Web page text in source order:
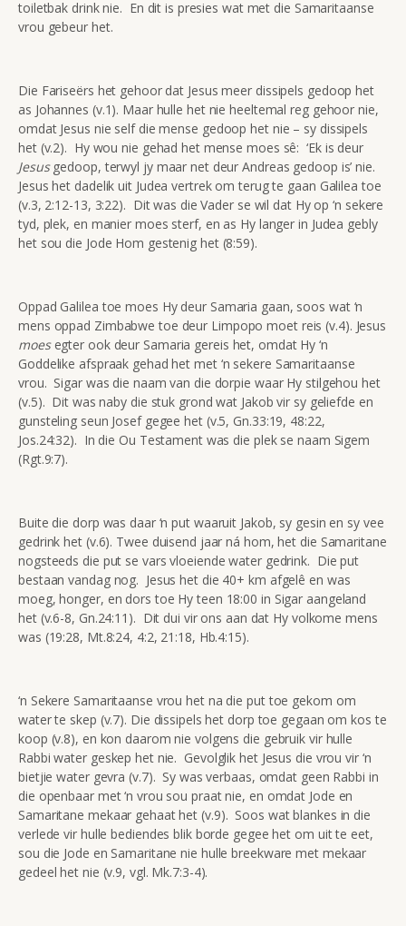
toiletbak drink nie. En dit is presies wat met die Samaritaanse
vrou gebeur het.
Die Fariseërs het gehoor dat Jesus meer dissipels gedoop het
as Johannes (v.1). Maar hulle het nie heeltemal reg gehoor nie,
omdat Jesus nie self die mense gedoop het nie – sy dissipels
het (v.2). Hy wou nie gehad het mense moes sê: ‘Ek is deur
Jesusgedoop, terwyl jy maar net deur Andreas gedoop is’ nie.
Jesus het dadelik uit Judea vertrek om terug te gaan Galilea toe
(v.3, 2:12-13, 3:22). Dit was die Vader se wil dat Hy op ‘n sekere
tyd, plek, en manier moes sterf, en as Hy langer in Judea gebly
het sou die Jode Hom gestenig het (8:59).
Oppad Galilea toe moes Hy deur Samaria gaan, soos wat ‘n
mens oppad Zimbabwe toe deur Limpopo moet reis (v.4). Jesus
moesegter ook deur Samaria gereis het, omdat Hy ‘n
Goddelike afspraak gehad het met ‘n sekere Samaritaanse
vrou. Sigar was die naam van die dorpie waar Hy stilgehou het
(v.5). Dit was naby die stuk grond wat Jakob vir sy geliefde en
gunsteling seun Josef gegee het (v.5, Gn.33:19, 48:22,
Jos.24:32). In die Ou Testament was die plek se naam Sigem
(Rgt.9:7).
Buite die dorp was daar ‘n put waaruit Jakob, sy gesin en sy vee
gedrink het (v.6). Twee duisend jaar ná hom, het die Samaritane
nogsteeds die put se vars vloeiende water gedrink. Die put
bestaan vandag nog. Jesus het die 40+ km afgelê en was
moeg, honger, en dors toe Hy teen 18:00 in Sigar aangeland
het (v.6-8, Gn.24:11). Dit dui vir ons aan dat Hy volkome mens
was (19:28, Mt.8:24, 4:2, 21:18, Hb.4:15).
‘n Sekere Samaritaanse vrou het na die put toe gekom om
water te skep (v.7). Die dissipels het dorp toe gegaan om kos te
koop (v.8), en kon daarom nie volgens die gebruik vir hulle
Rabbi water geskep het nie. Gevolglik het Jesus die vrou vir ‘n
bietjie water gevra (v.7). Sy was verbaas, omdat geen Rabbi in
die openbaar met ‘n vrou sou praat nie, en omdat Jode en
Samaritane mekaar gehaat het (v.9). Soos wat blankes in die
verlede vir hulle bediendes blik borde gegee het om uit te eet,
sou die Jode en Samaritane nie hulle breekware met mekaar
gedeel het nie (v.9, vgl. Mk.7:3-4).